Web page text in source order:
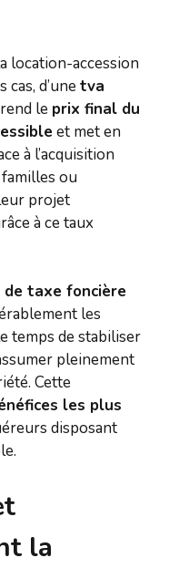
location-accession
d’unetva
le prix final du
et met en
à l’acquisition
ou
projet
à ce taux
taxe foncière
les
temps de stabiliser
pleinement
Cette
les plus
disposant
la